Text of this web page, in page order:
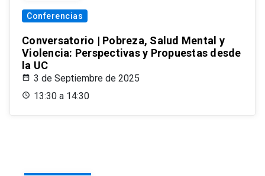
Conferencias
Conversatorio | Pobreza, Salud Mental y
Violencia: Perspectivas y Propuestas desde
la UC
3 de Septiembre de 2025
13:30 a 14:30